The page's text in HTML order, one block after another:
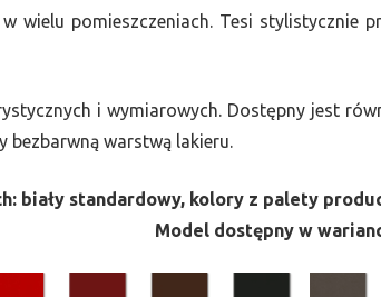
wielu pomieszczeniach. Tesi
i wymiarowych. Dostępny jest
warstwą lakieru.
biały standardowy, kolory z palety
Model dostępny w